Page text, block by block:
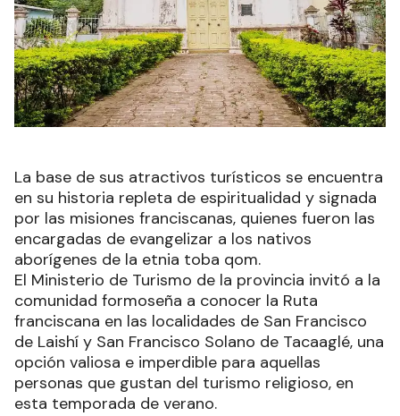
La base de sus atractivos turísticos se encuentra
en su historia repleta de espiritualidad y signada
por las misiones franciscanas, quienes fueron las
encargadas de evangelizar a los nativos
aborígenes de la etnia toba qom.
El Ministerio de Turismo de la provincia invitó a la
comunidad formoseña a conocer la Ruta
franciscana en las localidades de San Francisco
de Laishí y San Francisco Solano de Tacaaglé, una
opción valiosa e imperdible para aquellas
personas que gustan del turismo religioso, en
esta temporada de verano.